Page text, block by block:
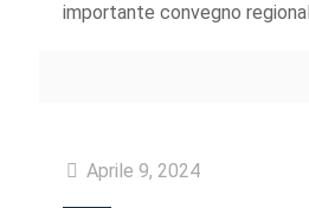
importante convegno
Aprile 9, 2024